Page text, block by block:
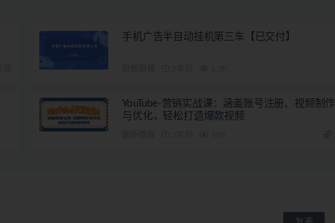
手机广告半自动挂机第三车【已交付】
YouTube-营销实战课：涵盖账号注册、视频制作
与优化，轻松打造爆款视频